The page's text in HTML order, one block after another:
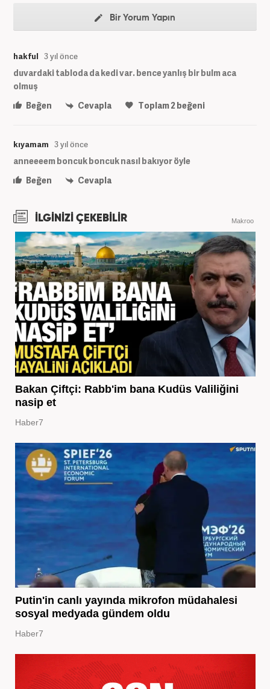
Bir Yorum Yapın
hakful 3 yıl önce
duvardaki tabloda da kedi var. bence yanlış bir bulm aca
olmuş
Beğen
Cevapla Toplam2 beğeni
kıyamam 3 yıl önce
anneeeem boncuk boncuk nasıl bakıyor öyle
Beğen
Cevapla
İLGİNİZİ ÇEKEBİLİR Makroo
Bakan Çiftçi: Rabb'im bana Kudüs Valiliğini
nasip et
Haber7
Putin'in canlı yayında mikrofon müdahalesi
sosyal medyada gündem oldu
Haber7